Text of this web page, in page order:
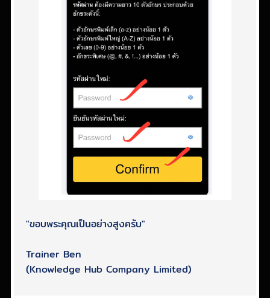
"ขอบพระคุณเป็นอย่างสูงครับ"
Trainer Ben
(Knowledge Hub Company Limited)